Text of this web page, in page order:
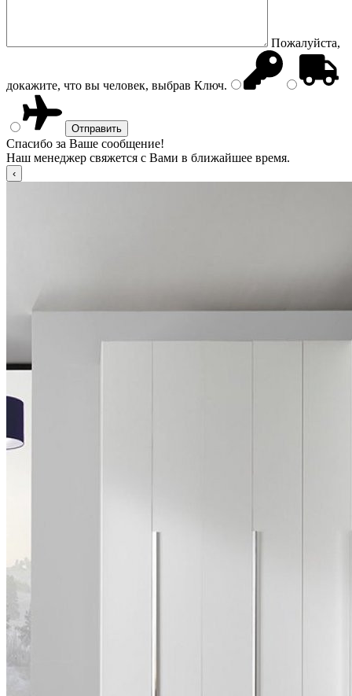
Пожалуйста,
докажите, что вы человек, выбрав Ключ.
Спасибо за Ваше сообщение!
Наш менеджер свяжется с Вами в ближайшее время.